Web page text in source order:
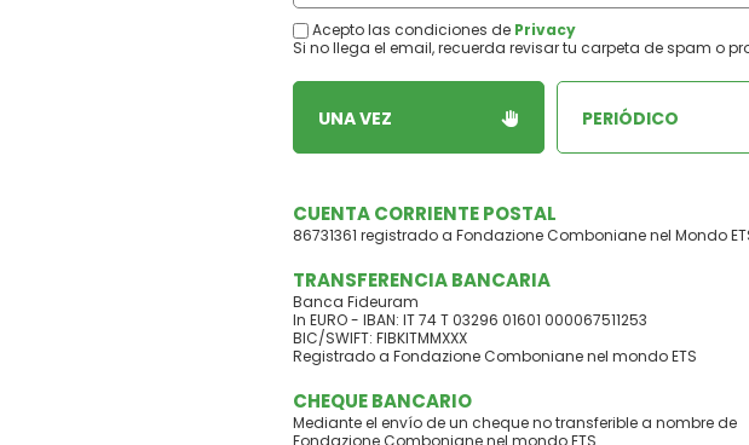
Acepto las condiciones de Privacy
Si no llega el email, recuerda revisar tu carpeta de spam o
UNA VEZ PERIÓDICO
CUENTA CORRIENTE POSTAL
86731361 registrado a Fondazione Comboniane nel Mondo
TRANSFERENCIA BANCARIA
Banca Fideuram
In EURO - IBAN: IT 74 T 03296 01601 000067511253
BIC/SWIFT: FIBKITMMXXX
Registrado a Fondazione Comboniane nel mondo ETS
CHEQUE BANCARIO
Mediante el envío de un cheque no transferible a nombre de